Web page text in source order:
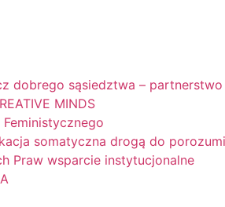
dobrego sąsiedztwa –
MINDS
Feministycznego
somatyczna drogą do
Praw wsparcie instytucjonalne